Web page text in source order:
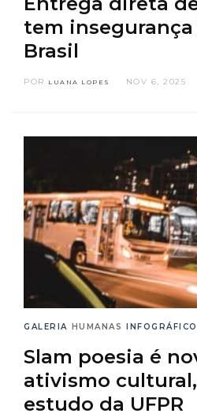
tem
Brasil
POR LUANA LOPES NOV 6, 2025
GALERIA HUMANAS INFOGRÁFICO
Slam poesia é
ativismo
estudo da UFPR